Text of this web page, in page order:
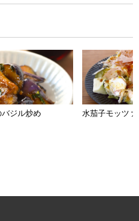
ジル炒め 水茄子モッツァ